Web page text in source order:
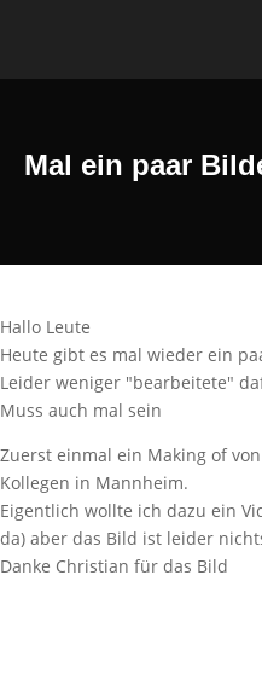
Mal ein paar
Hallo Leute
Heute gibt es mal wieder ein
Leider weniger "bearbeitete"
Muss auch mal sein
Zuerst einmal ein Making of
Kollegen in Mannheim.
Eigentlich wollte ich dazu ein
da) aber das Bild ist leider
Danke Christian für das Bild